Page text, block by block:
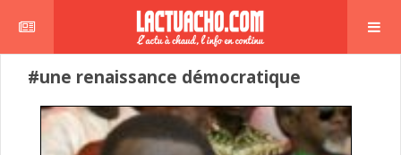
#une renaissance démocratique